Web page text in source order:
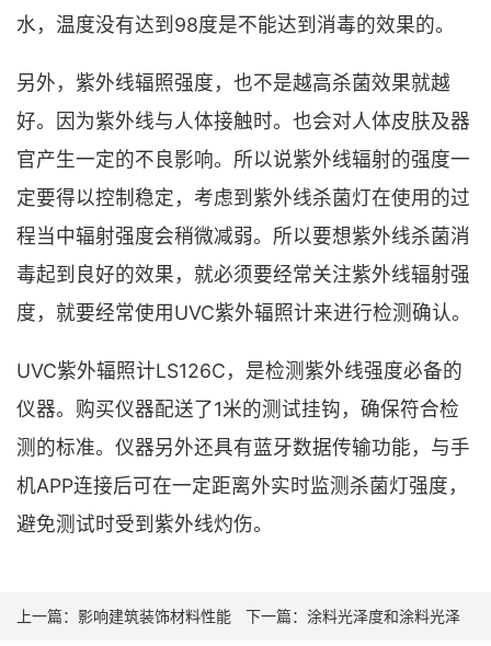
水，温度没有达到98度是不能达到消毒的效果的。
另外，紫外线辐照强度，也不是越高杀菌效果就越
好。因为紫外线与人体接触时。也会对人体皮肤及器
官产生一定的不良影响。所以说紫外线辐射的强度一
定要得以控制稳定，考虑到紫外线杀菌灯在使用的过
程当中辐射强度会稍微减弱。所以要想紫外线杀菌消
毒起到良好的效果，就必须要经常关注紫外线辐射强
度，就要经常使用UVC紫外辐照计来进行检测确认。
UVC紫外辐照计LS126C，是检测紫外线强度必备的
仪器。购买仪器配送了1米的测试挂钩，确保符合检
测的标准。仪器另外还具有蓝牙数据传输功能，与手
机APP连接后可在一定距离外实时监测杀菌灯强度，
避免测试时受到紫外线灼伤。
上一篇： 影响建筑装饰材料性能 下一篇： 涂料光泽度和涂料光泽